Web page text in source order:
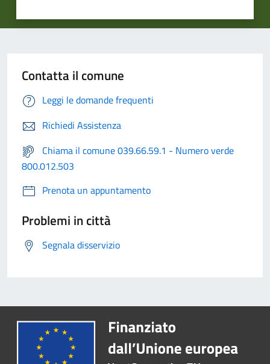
Contatta il comune
Leggi le domande frequenti
Richiedi Assistenza
Chiama il comune 039.66.59.1 - Numero verde
800.012.503
Prenota un appuntamento
Problemi in città
Segnala disservizio